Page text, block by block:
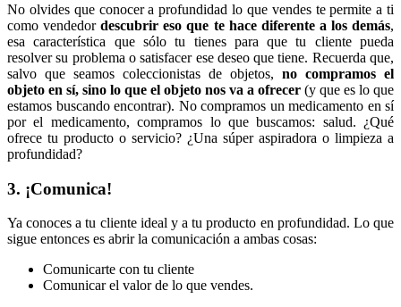
No olvides que conocer a profundidad lo que vendes te permite a ti
como vendedordescubrir eso que te hace diferente a los demás,
esa característica que sólo tu tienes para que tu cliente pueda
resolver su problema o satisfacer ese deseo que tiene. Recuerda que,
salvo que seamos coleccionistas de objetos, no compramos el
objeto en sí, sino lo que el objeto nos va a ofrecer (y que es lo que
estamos buscando encontrar). No compramos un medicamento en sí
por el medicamento, compramos lo que buscamos: salud. ¿Qué
ofrece tu producto o servicio? ¿Una súper aspiradora o limpieza a
profundidad?
3. ¡Comunica!
Ya conoces a tu cliente ideal y a tu producto en profundidad. Lo que
sigue entonces es abrir la comunicación a ambas cosas:
Comunicarte con tu cliente
Comunicar el valor de lo que vendes.